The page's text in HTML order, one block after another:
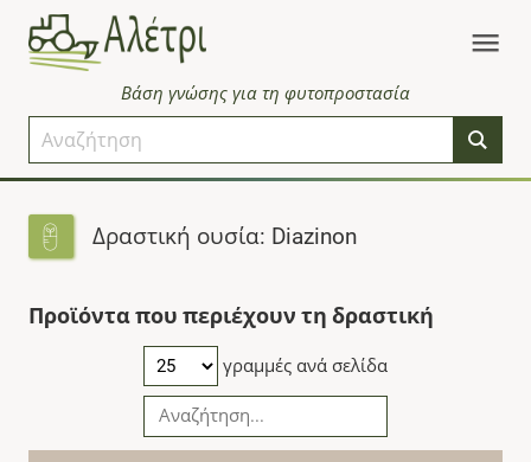
Βάση γνώσης για τη φυτοπροστασία
Δραστική ουσία: Diazinon
Προϊόντα που περιέχουν τη δραστική
γραμμές ανά σελίδα